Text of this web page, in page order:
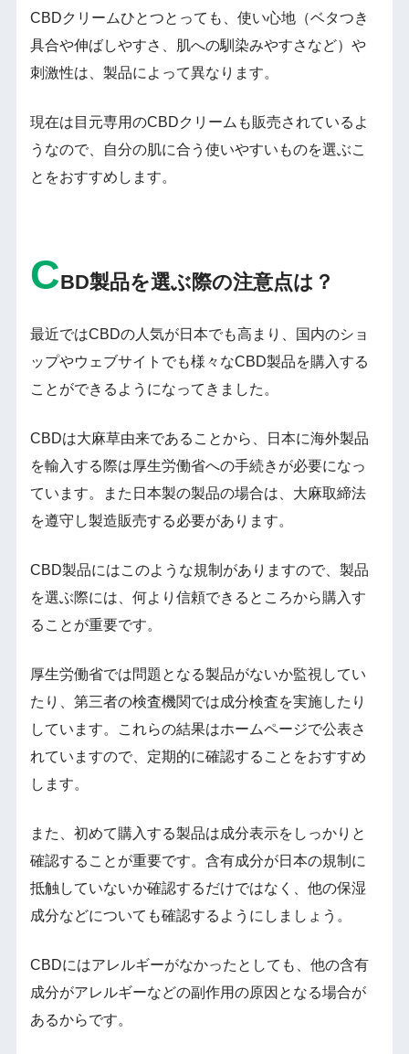
CBDクリームひとつとっても、使い心地（ベタつき
具合や伸ばしやすさ、肌への馴染みやすさなど）や
刺激性は、製品によって異なります。
現在は目元専用のCBDクリームも販売されているよ
うなので、自分の肌に合う使いやすいものを選ぶこ
とをおすすめします。
CBD製品を選ぶ際の注意点は？
最近ではCBDの人気が日本でも高まり、国内のショ
ップやウェブサイトでも様々なCBD製品を購入する
ことができるようになってきました。
CBDは大麻草由来であることから、日本に海外製品
を輸入する際は厚生労働省への手続きが必要になっ
ています。また日本製の製品の場合は、大麻取締法
を遵守し製造販売する必要があります。
CBD製品にはこのような規制がありますので、製品
を選ぶ際には、何より信頼できるところから購入す
ることが重要です。
厚生労働省では問題となる製品がないか監視してい
たり、第三者の検査機関では成分検査を実施したり
しています。これらの結果はホームページで公表さ
れていますので、定期的に確認することをおすすめ
します。
また、初めて購入する製品は成分表示をしっかりと
確認することが重要です。含有成分が日本の規制に
抵触していないか確認するだけではなく、他の保湿
成分などについても確認するようにしましょう。
CBDにはアレルギーがなかったとしても、他の含有
成分がアレルギーなどの副作用の原因となる場合が
あるからです。